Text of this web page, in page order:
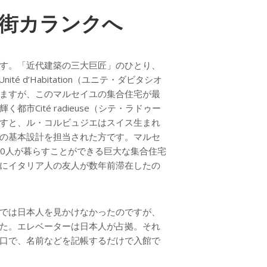
カランクへ
「近代建築の三大巨匠」のひとり、
d’Habitation（ユニテ・ダビタシオ
すが、このマルセイユの集合住宅が最
く都市Cité radieuse（シテ・ラドゥー
と、ル・コルビュジエはスイス生まれ
基本設計を担当された方です。マルセ
が暮らすことができる巨大な集合住宅
イタリア人の友人が数年前滞在したの
日本人を見かけなかったのですが、
。エレベーターは日本人が占拠。それ
で、名前などを記帳するだけで入館で